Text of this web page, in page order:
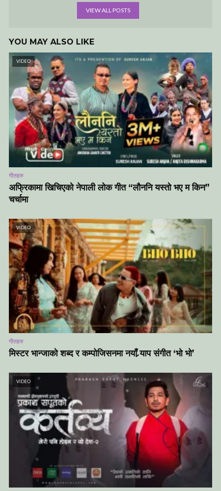
VIEW ALL POSTS
YOU MAY ALSO LIKE
VIDEO
गीतहरु
अफ्रिकामा खिचिएको नेपाली लोक गीत “लौननि यस्तो भए म किन”
चर्चामा
VIDEO
गीतहरु
मिस्टर भान्जाको शब्द र कम्पोजिसनमा नयाँ र्‍याप संगीत ‘भो भो’
VIDEO